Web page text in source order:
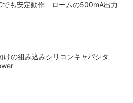
でも安定動作 ロームの500mA出力
けの組み込みシリコンキャパシタ